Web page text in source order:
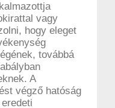
vagy
hogy eleget
továbbá
A
végző hatóság